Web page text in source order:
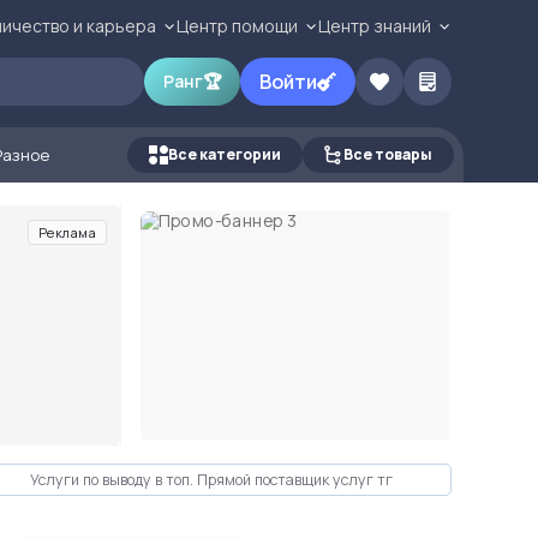
и карьера Центр помощи Центр знаний
Ранг🏆 Войти
Все категории Все товары
Реклама
Услуги по выводу в топ. Прямой поставщик услуг тг